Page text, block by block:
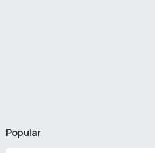
Popular